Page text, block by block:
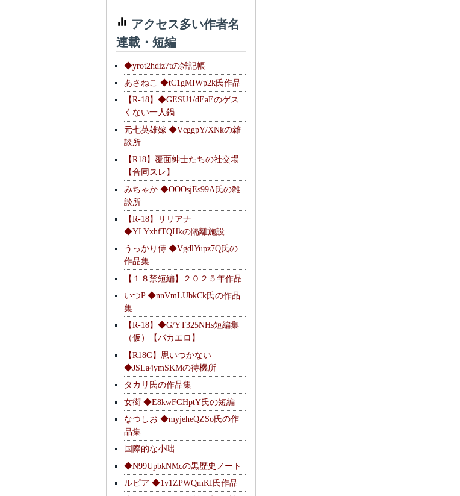
アクセス多い作者名
連載・短編
◆yrot2hdiz7tの雑記帳
あさねこ ◆tC1gMIWp2k氏作品
【R-18】◆GESU1/dEaEのゲス
くない一人鍋
元七英雄嫁 ◆VcggpY/XNkの雑
談所
【R18】覆面紳士たちの社交場
【合同スレ】
みちゃか ◆OOOsjEs99A氏の雑
談所
【R-18】リリアナ
◆YLYxhfTQHkの隔離施設
うっかり侍 ◆VgdlYupz7Q氏の
作品集
【１８禁短編】２０２５年作品
いつP ◆nnVmLUbkCk氏の作品
集
【R-18】◆G/YT325NHs短編集
（仮）【バカエロ】
【R18G】思いつかない
◆JSLa4ymSKMの待機所
タカリ氏の作品集
女衒 ◆E8kwFGHptY氏の短編
なつしお ◆myjeheQZSo氏の作
品集
国際的な小咄
◆N99UpbkNMcの黒歴史ノート
ルピア ◆1v1ZPWQmKI氏作品